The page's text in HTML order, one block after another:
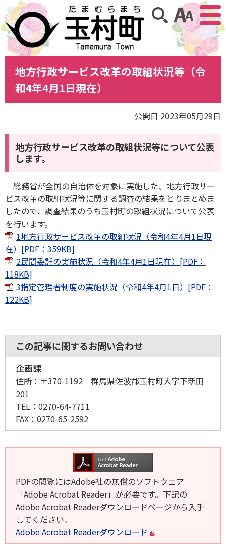
アクセ
サイト内検索
地方行政サービス改革の取組状況等（令
和4年4月1日現在）
公開日 2023年05月29日
地方行政サービス改革の取組状況等について公表
します。
総務省が全国の自治体を対象に実施した、地方行政サー
ビス改革の取組状況等に関する調査の結果をとりまとめま
したので、調査結果のうち玉村町の取組状況について公表
を行います。
1地方行政サービス改革の取組状況（令和4年4月1日現
在）[PDF：359KB]
2民間委託の実施状況（令和4年4月1日現在）[PDF：
118KB]
3指定管理者制度の実施状況（令和4年4月1日）[PDF：
122KB]
この記事に関するお問い合わせ
企画課
住所： 〒370-1192 群馬県佐波郡玉村町大字下新田
201
TEL： 0270-64-7711
FAX： 0270-65-2592
PDFの閲覧にはAdobe社の無償のソフトウェア
「Adobe Acrobat Reader」が必要です。下記の
Adobe Acrobat Readerダウンロードページから入手
してください。
Adobe Acrobat Readerダウンロード